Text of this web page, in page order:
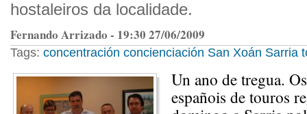
hostaleiros da localidade.
Fernando Arrizado - 19:30 27/06/2009
Tags: concentración concienciación San Xoán Sarria
Un ano de tregua.
españois de touros